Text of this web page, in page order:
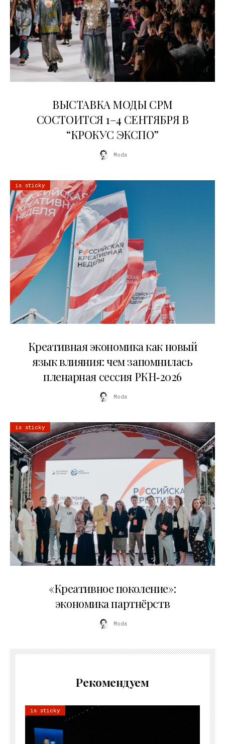
ВЫСТАВКА МОДЫ CPM
СОСТОИТСЯ 1–4 СЕНТЯБРЯ В
“КРОКУС ЭКСПО”
Moda
is sticky
Креативная экономика как новый
язык влияния: чем запомнилась
пленарная сессия РКН‑2026
Moda
is sticky
«Креативное поколение»:
экономика партнёрств
Moda
Рекомендуем
is sticky